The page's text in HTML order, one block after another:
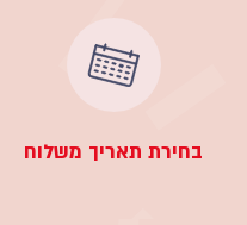
בחירת תאריך משלוח